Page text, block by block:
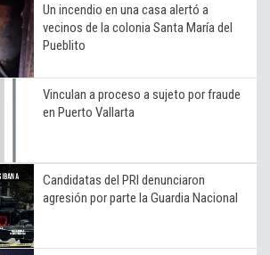
Un incendio en una casa alertó a
vecinos de la colonia Santa María del
Pueblito
Vinculan a proceso a sujeto por fraude
en Puerto Vallarta
Candidatas del PRI denunciaron
agresión por parte la Guardia Nacional